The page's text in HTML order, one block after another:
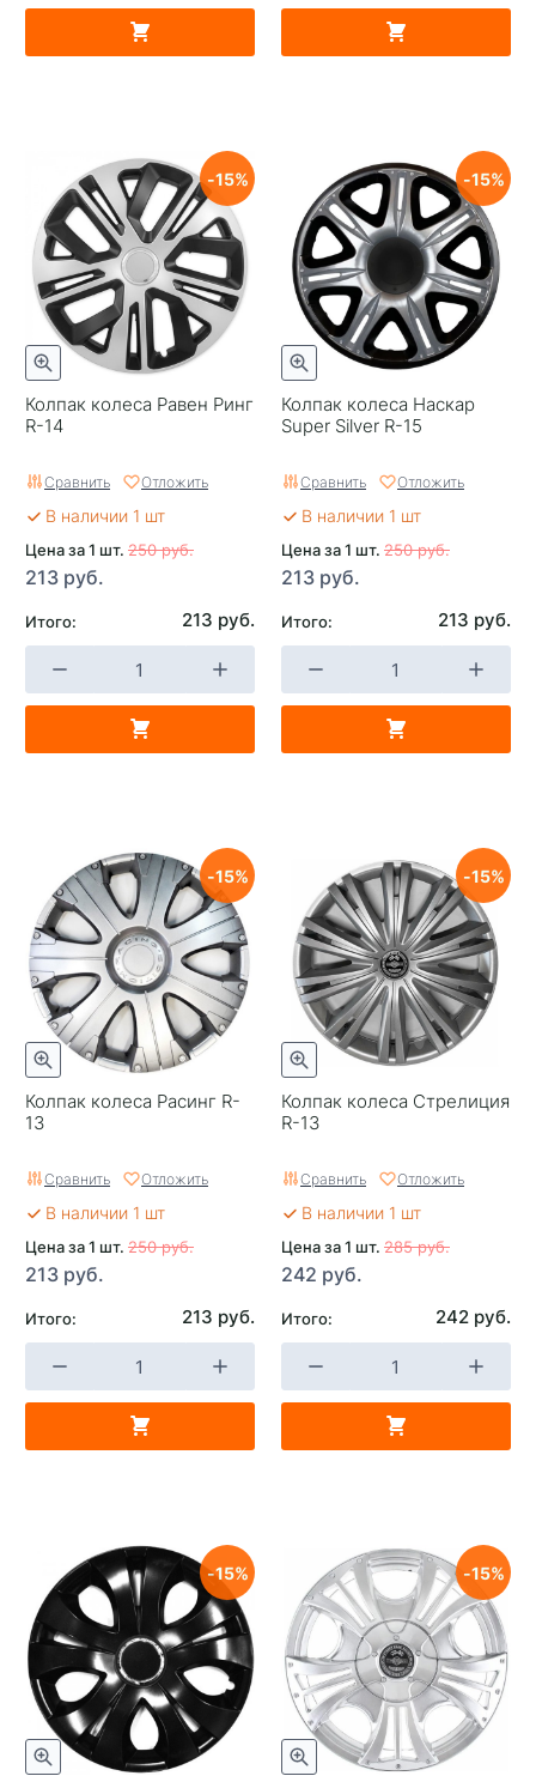
Колпак колеса Равен Ринг
R-14
15
Сравнить Отложить
В наличии 1 шт
Цена за 1 шт. 250 руб.
213 руб.
Итого: 213 руб.
Колпак колеса Наскар
Super Silver R-15
15
Сравнить Отложить
В наличии 1 шт
Цена за 1 шт. 250 руб.
213 руб.
Итого: 213 руб.
Колпак колеса Расинг R-
13
15
Сравнить Отложить
В наличии 1 шт
Цена за 1 шт. 250 руб.
213 руб.
Итого: 213 руб.
Колпак колеса Стрелиция
R-13
15
Сравнить Отложить
В наличии 1 шт
Цена за 1 шт. 285 руб.
242 руб.
Итого: 242 руб.
15 15